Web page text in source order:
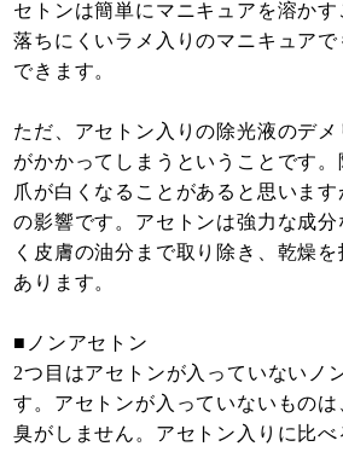
セトンは簡単にマニキュアを溶かす
落ちにくいラメ入りのマニキュア
できます。
ただ、アセトン入りの除光液のデ
がかかってしまうということです
爪が白くなることがあると思いま
の影響です。アセトンは強力な成
く皮膚の油分まで取り除き、乾燥
あります。
■ノンアセトン
2つ目はアセトンが入っていないノ
す。アセトンが入っていないもの
臭がしません。アセトン入りに比